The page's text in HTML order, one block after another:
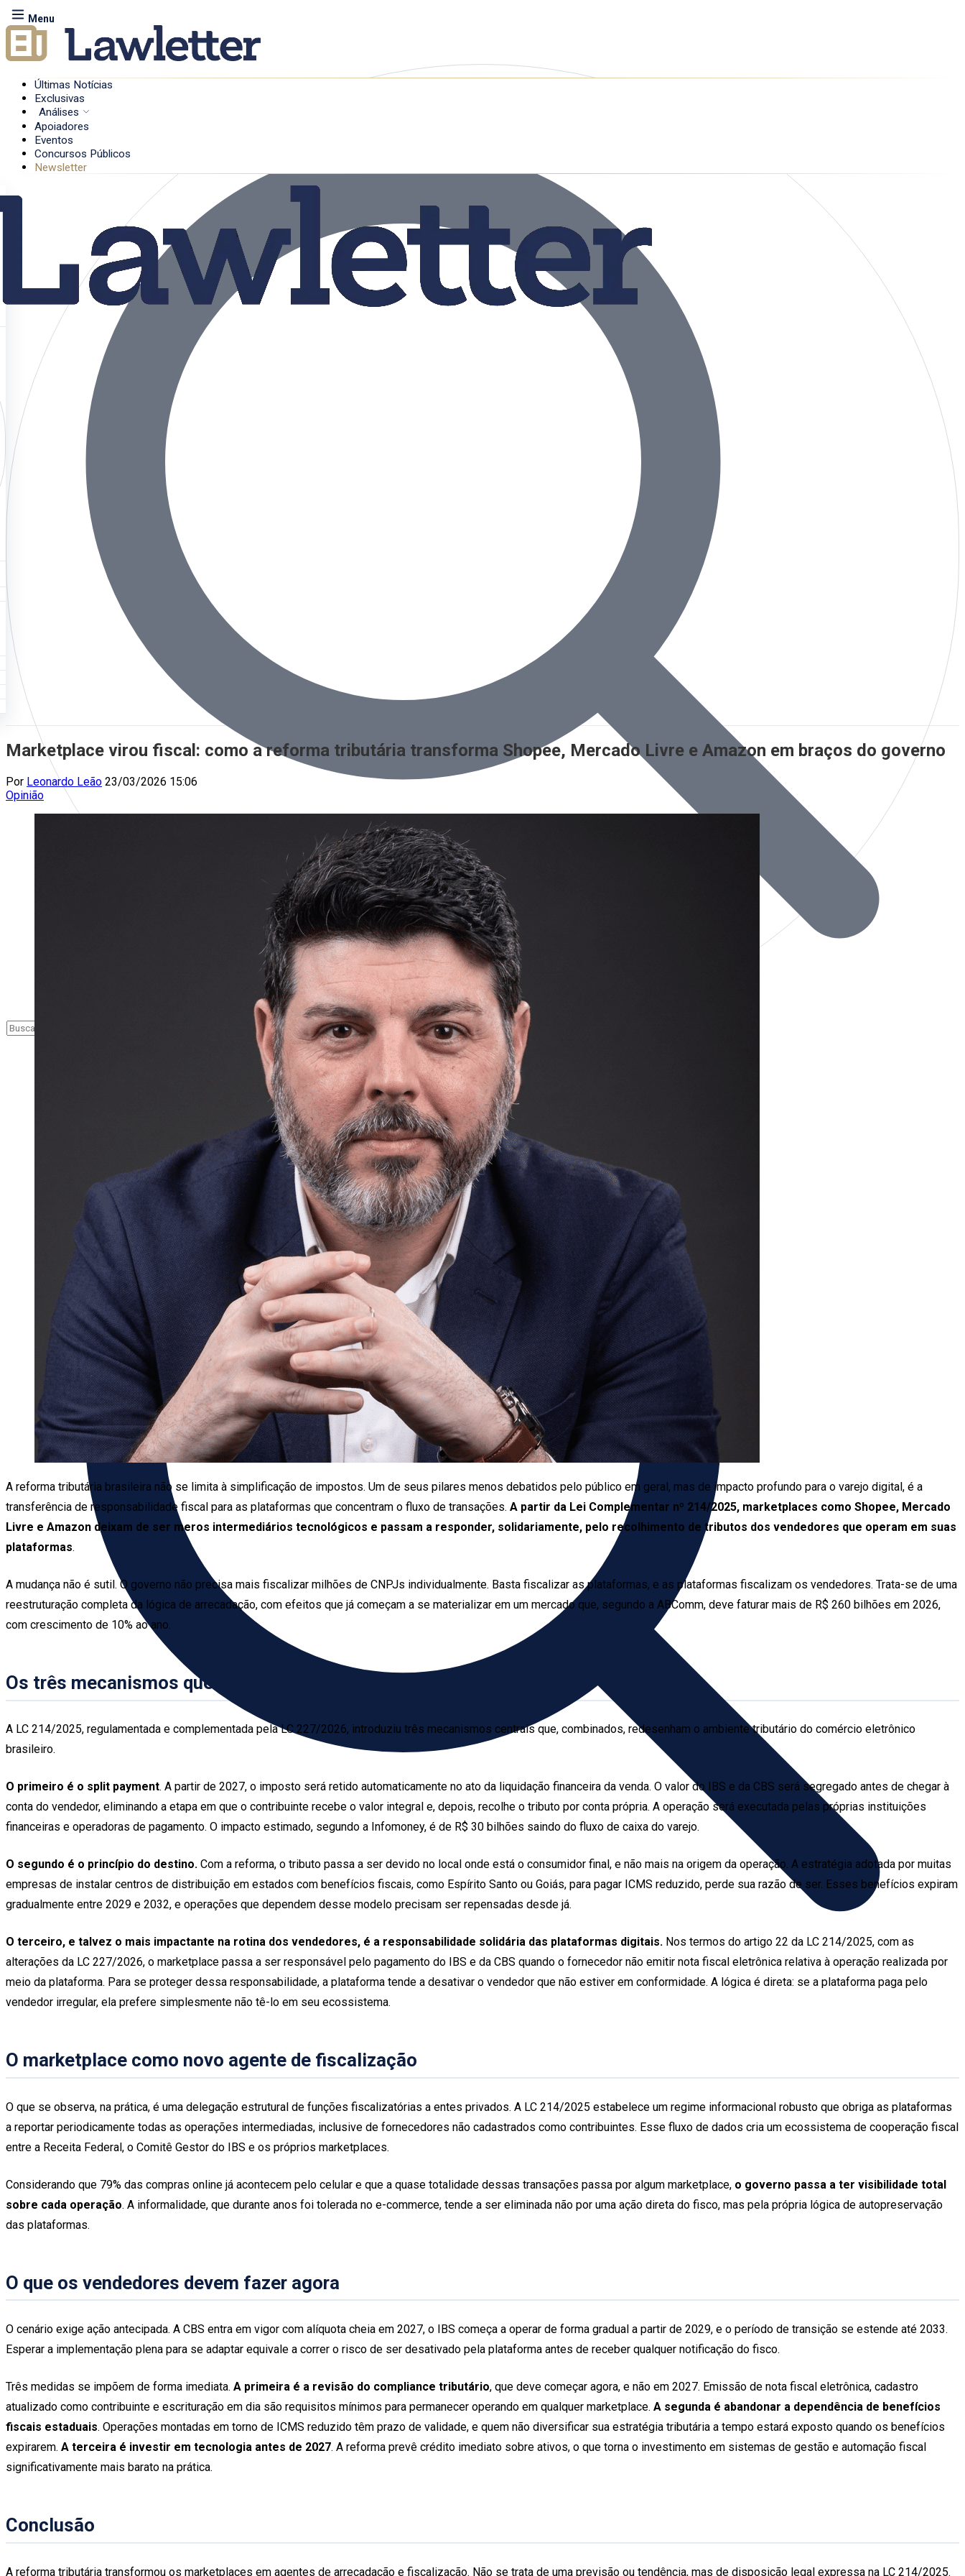
Menu
Últimas Notícias
Exclusivas
Análises
Apoiadores
Eventos
Concursos Públicos
Newsletter
Marketplace virou fiscal: como a reforma tributária transforma Shopee, Mercado Livre e Amazon em braços do governo
Por Leonardo Leão 23/03/2026 15:06
Opinião
A reforma tributária brasileira não se limita à simplificação de impostos. Um de seus pilares menos debatidos pelo público em geral, mas de impacto profundo para o varejo digital, é a
transferência de responsabilidade fiscal para as plataformas que concentram o fluxo de transações. A partir da Lei Complementar nº 214/2025, marketplaces como Shopee, Mercado
Livre e Amazon deixam de ser meros intermediários tecnológicos e passam a responder, solidariamente, pelo recolhimento de tributos dos vendedores que operam em suas
plataformas.
A mudança não é sutil. O governo não precisa mais fiscalizar milhões de CNPJs individualmente. Basta fiscalizar as plataformas, e as plataformas fiscalizam os vendedores. Trata-se de uma
reestruturação completa da lógica de arrecadação, com efeitos que já começam a se materializar em um mercado que, segundo a ABComm, deve faturar mais de R$ 260 bilhões em 2026,
com crescimento de 10% ao ano.
Os três mecanismos que mudam tudo
A LC 214/2025, regulamentada e complementada pela LC 227/2026, introduziu três mecanismos centrais que, combinados, redesenham o ambiente tributário do comércio eletrônico
brasileiro.
O primeiro é o split payment. A partir de 2027, o imposto será retido automaticamente no ato da liquidação financeira da venda. O valor do IBS e da CBS será segregado antes de chegar à
conta do vendedor, eliminando a etapa em que o contribuinte recebe o valor integral e, depois, recolhe o tributo por conta própria. A operação será executada pelas próprias instituições
financeiras e operadoras de pagamento. O impacto estimado, segundo a Infomoney, é de R$ 30 bilhões saindo do fluxo de caixa do varejo.
O segundo é o princípio do destino. Com a reforma, o tributo passa a ser devido no local onde está o consumidor final, e não mais na origem da operação. A estratégia adotada por muitas
empresas de instalar centros de distribuição em estados com benefícios fiscais, como Espírito Santo ou Goiás, para pagar ICMS reduzido, perde sua razão de ser. Esses benefícios expiram
gradualmente entre 2029 e 2032, e operações que dependem desse modelo precisam ser repensadas desde já.
O terceiro, e talvez o mais impactante na rotina dos vendedores, é a responsabilidade solidária das plataformas digitais. Nos termos do artigo 22 da LC 214/2025, com as
alterações da LC 227/2026, o marketplace passa a ser responsável pelo pagamento do IBS e da CBS quando o fornecedor não emitir nota fiscal eletrônica relativa à operação realizada por
meio da plataforma. Para se proteger dessa responsabilidade, a plataforma tende a desativar o vendedor que não estiver em conformidade. A lógica é direta: se a plataforma paga pelo
vendedor irregular, ela prefere simplesmente não tê-lo em seu ecossistema.
O marketplace como novo agente de fiscalização
O que se observa, na prática, é uma delegação estrutural de funções fiscalizatórias a entes privados. A LC 214/2025 estabelece um regime informacional robusto que obriga as plataformas
a reportar periodicamente todas as operações intermediadas, inclusive de fornecedores não cadastrados como contribuintes. Esse fluxo de dados cria um ecossistema de cooperação fiscal
entre a Receita Federal, o Comitê Gestor do IBS e os próprios marketplaces.
Considerando que 79% das compras online já acontecem pelo celular e que a quase totalidade dessas transações passa por algum marketplace, o governo passa a ter visibilidade total
sobre cada operação. A informalidade, que durante anos foi tolerada no e-commerce, tende a ser eliminada não por uma ação direta do fisco, mas pela própria lógica de autopreservação
das plataformas.
O que os vendedores devem fazer agora
O cenário exige ação antecipada. A CBS entra em vigor com alíquota cheia em 2027, o IBS começa a operar de forma gradual a partir de 2029, e o período de transição se estende até 2033.
Esperar a implementação plena para se adaptar equivale a correr o risco de ser desativado pela plataforma antes de receber qualquer notificação do fisco.
Três medidas se impõem de forma imediata. A primeira é a revisão do compliance tributário, que deve começar agora, e não em 2027. Emissão de nota fiscal eletrônica, cadastro
atualizado como contribuinte e escrituração em dia são requisitos mínimos para permanecer operando em qualquer marketplace. A segunda é abandonar a dependência de benefícios
fiscais estaduais. Operações montadas em torno de ICMS reduzido têm prazo de validade, e quem não diversificar sua estratégia tributária a tempo estará exposto quando os benefícios
expirarem. A terceira é investir em tecnologia antes de 2027. A reforma prevê crédito imediato sobre ativos, o que torna o investimento em sistemas de gestão e automação fiscal
significativamente mais barato na prática.
Conclusão
A reforma tributária transformou os marketplaces em agentes de arrecadação e fiscalização. Não se trata de uma previsão ou tendência, mas de disposição legal expressa na LC 214/2025.